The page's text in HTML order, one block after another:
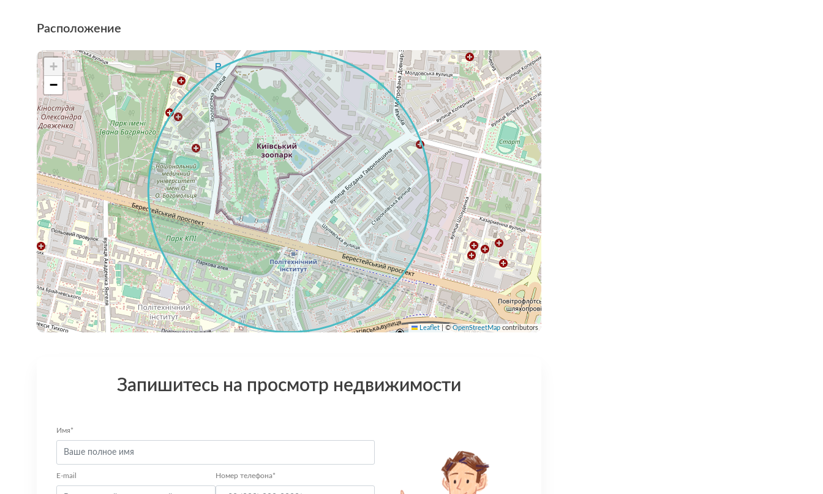
Расположение
+
−
Leaflet ©OpenStreetMapcontributors
Запишитесь на просмотр недвижимости
Имя*
E-mail Номер телефона*